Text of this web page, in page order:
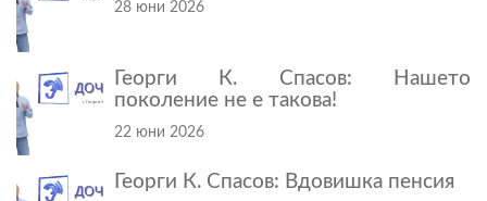
28 юни 2026
Георги К. Спасов: Нашето
поколение не е такова!
22 юни 2026
Георги К. Спасов: Вдовишка пенсия